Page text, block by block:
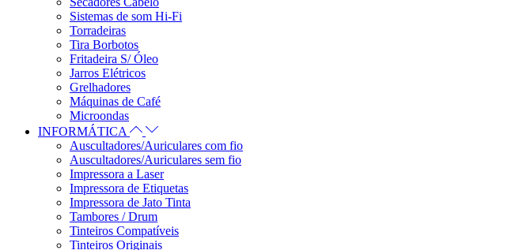
Sistemas de som Hi-Fi
Torradeiras
Tira Borbotos
Fritadeira S/ Óleo
Jarros Elétricos
Grelhadores
Máquinas de Café
Microondas
INFORMÁTICA
Auscultadores/Auriculares com fio
Auscultadores/Auriculares sem fio
Impressora a Laser
Impressora de Etiquetas
Impressora de Jato Tinta
Tambores / Drum
Tinteiros Compatíveis
Tinteiros Originais